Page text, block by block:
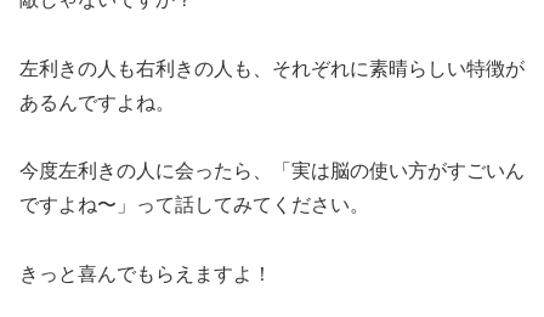
左利きの人も右利きの人も、それぞれに素晴らしい特徴が
あるんですよね。
今度左利きの人に会ったら、「実は脳の使い方がすごいん
ですよね〜」って話してみてください。
きっと喜んでもらえますよ！